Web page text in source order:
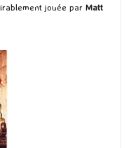
jouée par Matt